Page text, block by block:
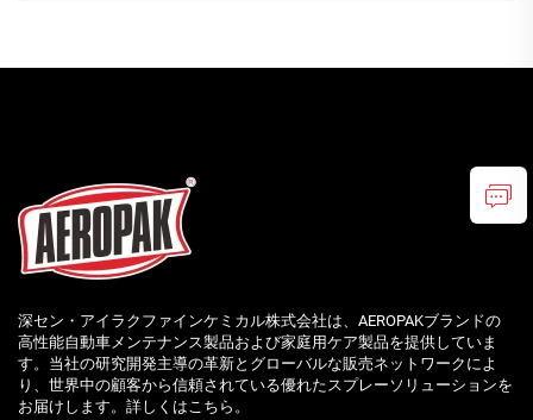
深セン・アイラクファインケミカル株式会社は、AEROPAKブランドの
高性能自動車メンテナンス製品および家庭用ケア製品を提供していま
す。当社の研究開発主導の革新とグローバルな販売ネットワークによ
り、世界中の顧客から信頼されている優れたスプレーソリューションを
お届けします。詳しくはこちら。